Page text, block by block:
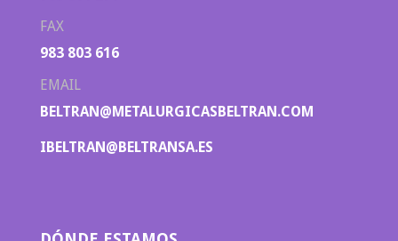
FAX
983 803 616
EMAIL
BELTRAN@METALURGICASBELTRAN.COM
IBELTRAN@BELTRANSA.ES